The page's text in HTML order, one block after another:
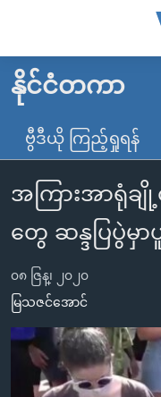
လွယ်ကူ
စေ
သည့်
Link
များ
ပင်မ
သို့
ကျော်
မူလစာမျက်နှာ
မြန်မာ
ကမ္ဘာ့သတင်းများ
နိုင်ငံတကာ
အစ္စရေး-ပါလက်စတိုင်း
ဗွီဒီယို
သတင်းလွတ်လပ်ခွင့်
ရပ်ဝန်းတခု လမ်းတခု
အင်္ဂလိပ်စာလေ့လာမယ်
မကြေးမုံရဲ့ အင်္ဂလိပ်စာ
ရုပ်ရှင်ထဲက အင်္ဂလိပ်စာ
ရေဒီယို
တီဗွီ
ရေဒီယိုနှင့်ရုပ်သံ အချက်
ရေဒီယို/တီဗွီအစီအစဉ်
နိုင်ငံတကာ
ဗွီဒီယို ကြည့်ရှုရန်
အကြားအာရုံ
တွေ ဆန္ဒပြပွဲမှာပူ
၀၈ ဇြန္၊ ၂၀၂၀
မြသဇင်အောင်